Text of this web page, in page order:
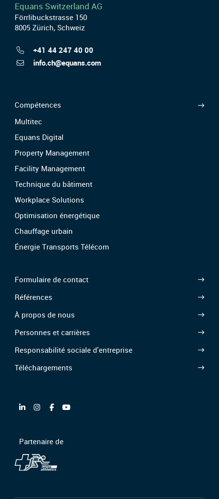
Equans Switzerland AG
Förrlibuckstrasse 150
8005 Zürich, Schweiz
+41 44 247 40 00
info.ch@equans.com
Compétences
Multitec
Equans Digital
Property Management
Facility Management
Technique du bâtiment
Workplace Solutions
Optimisation énergétique
Chauffage urbain
Énergie Transports Télécom
Formulaire de contact
Références
À propos de nous
Personnes et carrières
Responsabilité sociale d'entreprise
Téléchargements
Partenaire de